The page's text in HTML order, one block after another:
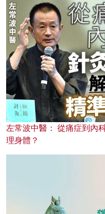
左常波中醫： 從痛症到內
理身體？